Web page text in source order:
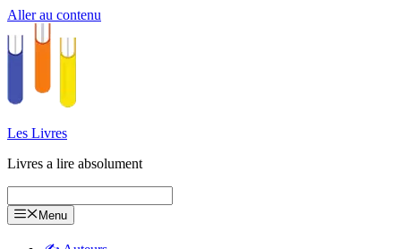
Aller au contenu
Les Livres
Livres a lire absolument
Menu